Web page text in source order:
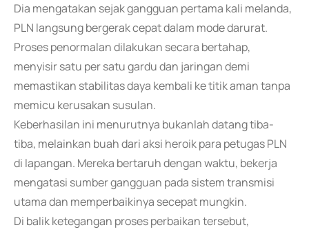
Dia mengatakan sejak gangguan pertama kali melanda,
PLN langsung bergerak cepat dalam mode darurat.
Proses penormalan dilakukan secara bertahap,
menyisir satu per satu gardu dan jaringan demi
memastikan stabilitas daya kembali ke titik aman tanpa
memicu kerusakan susulan.
Keberhasilan ini menurutnya bukanlah datang tiba-
tiba, melainkan buah dari aksi heroik para petugas PLN
di lapangan. Mereka bertaruh dengan waktu, bekerja
mengatasi sumber gangguan pada sistem transmisi
utama dan memperbaikinya secepat mungkin.
Di balik ketegangan proses perbaikan tersebut,